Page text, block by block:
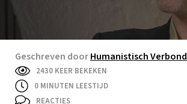
Geschreven doorHumanistisch Verbond
2430 KEER BEKEKEN
0 MINUTEN LEESTIJD
REACTIES